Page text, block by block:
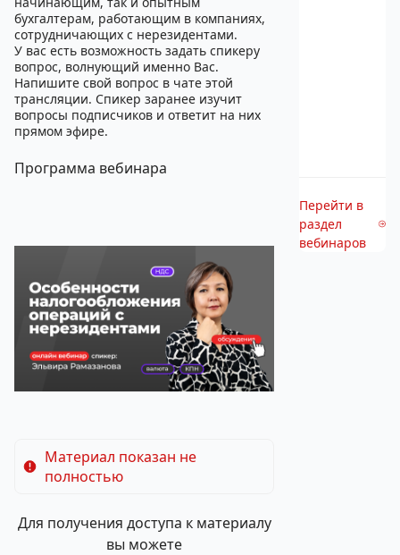
бухгалтерам, работающим в компаниях,
сотрудничающих с нерезидентами.
У вас есть возможность задать спикеру
вопрос, волнующий именно Вас.
Напишите свой вопрос в чате этой
трансляции. Спикер заранее изучит
вопросы подписчиков и ответит на них
прямом эфире.
Программа вебинара
Материал показан не
полностью
Для получения доступа к материалу
вы можете
Перейти в
раздел
вебинаров